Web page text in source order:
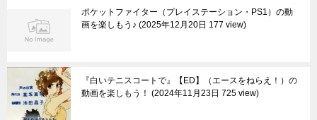
ポケットファイター（プレイステーション・PS1）の動
画を楽しもう♪ 2025年12月20日 177 view
『白いテニスコートで』【ED】（エースをねらえ！）の
動画を楽しもう！
2024年11月23日 725 view